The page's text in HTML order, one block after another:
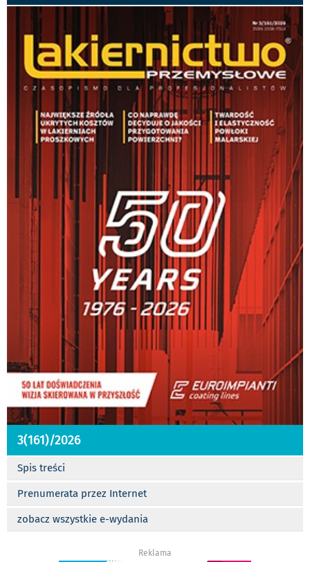
3(161)/2026
Spis treści
Prenumerata przez Internet
zobacz wszystkie e-wydania
Reklama